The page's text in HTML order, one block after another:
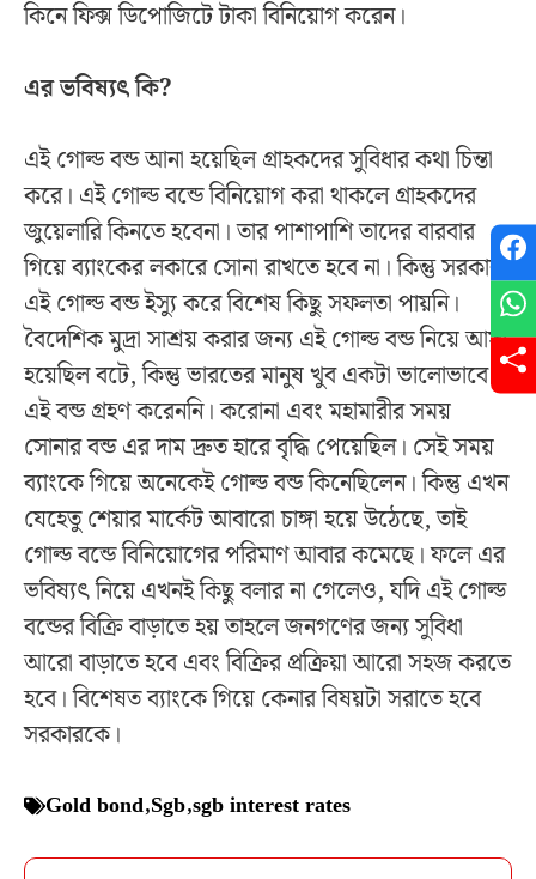
কিনে ফিক্স ডিপোজিটে টাকা বিনিয়োগ করেন।
এর ভবিষ্যৎ কি?
এই গোল্ড বন্ড আনা হয়েছিল গ্রাহকদের সুবিধার কথা চিন্তা
করে। এই গোল্ড বন্ডে বিনিয়োগ করা থাকলে গ্রাহকদের
জুয়েলারি কিনতে হবেনা। তার পাশাপাশি তাদের বারবার
গিয়ে ব্যাংকের লকারে সোনা রাখতে হবে না। কিন্তু সরকার,
এই গোল্ড বন্ড ইস্যু করে বিশেষ কিছু সফলতা পায়নি।
বৈদেশিক মুদ্রা সাশ্রয় করার জন্য এই গোল্ড বন্ড নিয়ে আসা
হয়েছিল বটে, কিন্তু ভারতের মানুষ খুব একটা ভালোভাবে
এই বন্ড গ্রহণ করেননি। করোনা এবং মহামারীর সময়
সোনার বন্ড এর দাম দ্রুত হারে বৃদ্ধি পেয়েছিল। সেই সময়
ব্যাংকে গিয়ে অনেকেই গোল্ড বন্ড কিনেছিলেন। কিন্তু এখন
যেহেতু শেয়ার মার্কেট আবারো চাঙ্গা হয়ে উঠেছে, তাই
গোল্ড বন্ডে বিনিয়োগের পরিমাণ আবার কমেছে। ফলে এর
ভবিষ্যৎ নিয়ে এখনই কিছু বলার না গেলেও, যদি এই গোল্ড
বন্ডের বিক্রি বাড়াতে হয় তাহলে জনগণের জন্য সুবিধা
আরো বাড়াতে হবে এবং বিক্রির প্রক্রিয়া আরো সহজ করতে
হবে। বিশেষত ব্যাংকে গিয়ে কেনার বিষয়টা সরাতে হবে
সরকারকে।
Gold bond,Sgb,sgb interest rates